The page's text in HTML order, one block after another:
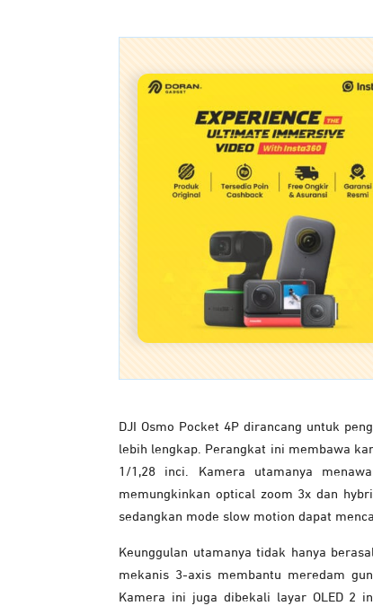
DJI Osmo Pocket 4P dirancang untuk
lebih lengkap. Perangkat ini membawa
1/1,28 inci. Kamera utamanya
memungkinkan optical zoom 3x dan
sedangkan mode slow motion dapat
Keunggulan utamanya tidak hanya
mekanis 3-axis membantu meredam
Kamera ini juga dibekali layar OLED 2